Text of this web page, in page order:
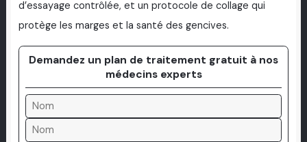
d’essayage contrôlée, et un protocole de collage qui
protège les marges et la santé des gencives.
Demandez un plan de traitement gratuit à nos
médecins experts